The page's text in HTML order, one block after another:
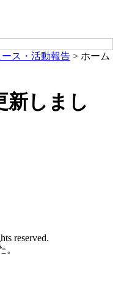
ース・活動報告 > ホーム
新しまし
reserved.
。